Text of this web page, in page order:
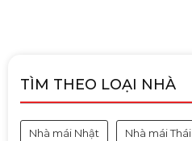
TÌM THEO LOẠI NHÀ
Nhà mái Nhật Nhà mái Thái